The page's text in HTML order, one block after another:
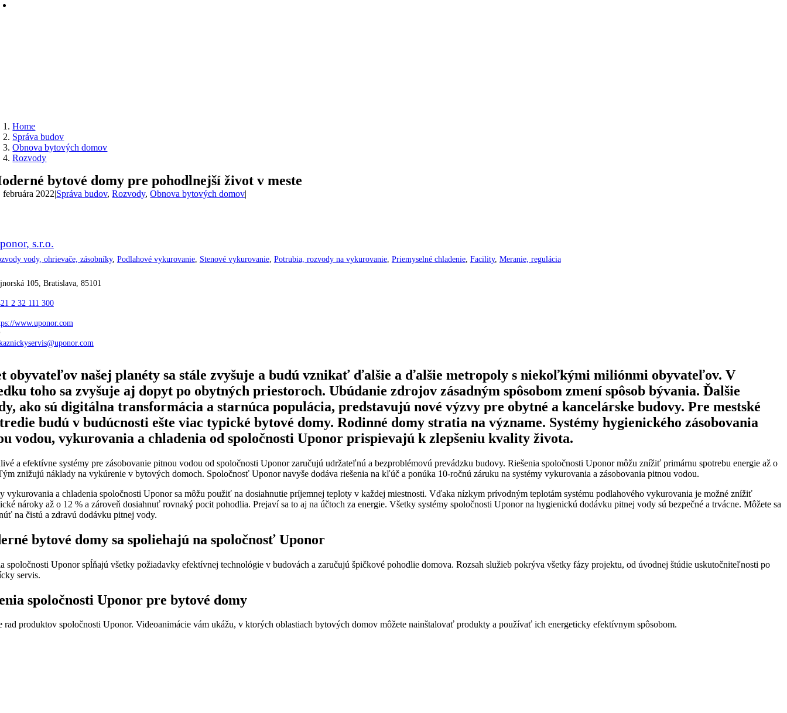
Home
Správa budov
Obnova bytových domov
Rozvody
bytové domy pre pohodlnejší život v meste
februára 2022|Správa budov,Rozvody,Obnova bytových domov|
s.r.o.
vody, ohrievače, zásobníky, Podlahové vykurovanie, Stenové vykurovanie, Potrubia, rozvody na vykurovanie, Priemyselné chladenie, Facility, Meranie, regulácia
105, Bratislava, 85101
2 32 111 300
www.uponor.com
obyvateľov našej planéty sa stále zvyšuje a budú vznikať ďalšie a ďalšie metropoly s niekoľkými miliónmi obyvateľov. V
toho sa zvyšuje aj dopyt po obytných priestoroch. Ubúdanie zdrojov zásadným spôsobom zmení spôsob bývania. Ďalšie
ako sú digitálna transformácia a starnúca populácia, predstavujú nové výzvy pre obytné a kancelárske budovy. Pre mestské
budú v budúcnosti ešte viac typické bytové domy. Rodinné domy stratia na význame. Systémy hygienického zásobovania
vodou, vykurovania a chladenia od spoločnosti Uponor prispievajú k zlepšeniu kvality života.
a efektívne systémy pre zásobovanie pitnou vodou od spoločnosti Uponor zaručujú udržateľnú a bezproblémovú prevádzku budovy. Riešenia spoločnosti Uponor môžu znížiť primárnu spotrebu energie až o
znižujú náklady na vykúrenie v bytových domoch. Spoločnosť Uponor navyše dodáva riešenia na kľúč a ponúka 10-ročnú záruku na systémy vykurovania a zásobovania pitnou vodou.
vykurovania a chladenia spoločnosti Uponor sa môžu použiť na dosiahnutie príjemnej teploty v každej miestnosti. Vďaka nízkym prívodným teplotám systému podlahového vykurovania je možné znížiť
nároky až o 12 % a zároveň dosiahnuť rovnaký pocit pohodlia. Prejaví sa to aj na účtoch za energie. Všetky systémy spoločnosti Uponor na hygienickú dodávku pitnej vody sú bezpečné a trvácne. Môžete sa
na čistú a zdravú dodávku pitnej vody.
bytové domy sa spoliehajú na spoločnosť Uponor
spoločnosti Uponor spĺňajú všetky požiadavky efektívnej technológie v budovách a zaručujú špičkové pohodlie domova. Rozsah služieb pokrýva všetky fázy projektu, od úvodnej štúdie uskutočniteľnosti po
servis.
spoločnosti Uponor pre bytové domy
rad produktov spoločnosti Uponor. Videoanimácie vám ukážu, v ktorých oblastiach bytových domov môžete nainštalovať produkty a používať ich energeticky efektívnym spôsobom.